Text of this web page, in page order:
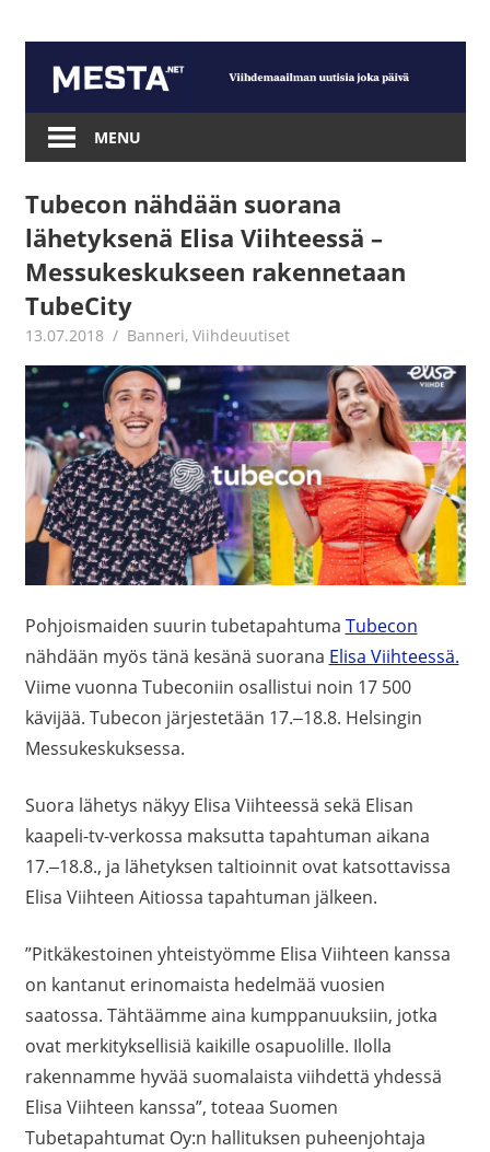
content
Mesta.net
MENU
Tubecon nähdään suorana
lähetyksenä Elisa Viihteessä –
Messukeskukseen rakennetaan
TubeCity
13.07.2018 Jouni Hirn
Banneri,Viihdeuutiset
Pohjoismaiden suurin tubetapahtuma Tubecon
nähdään myös tänä kesänä suorana Elisa Viihteessä.
Viime vuonna Tubeconiin osallistui noin 17 500
kävijää. Tubecon järjestetään 17.‒18.8. Helsingin
Messukeskuksessa.
Suora lähetys näkyy Elisa Viihteessä sekä Elisan
kaapeli-tv-verkossa maksutta tapahtuman aikana
17.‒18.8., ja lähetyksen taltioinnit ovat katsottavissa
Elisa Viihteen Aitiossa tapahtuman jälkeen.
”Pitkäkestoinen yhteistyömme Elisa Viihteen kanssa
on kantanut erinomaista hedelmää vuosien
saatossa. Tähtäämme aina kumppanuuksiin, jotka
ovat merkityksellisiä kaikille osapuolille. Ilolla
rakennamme hyvää suomalaista viihdettä yhdessä
Elisa Viihteen kanssa”, toteaa Suomen
Tubetapahtumat Oy:n hallituksen puheenjohtaja